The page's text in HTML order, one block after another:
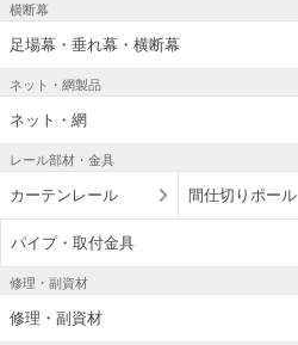
横断幕
足場幕・垂れ幕・横断幕
ネット・網製品
ネット・網
レール部材・金具
カーテンレール 間仕切りポール
パイプ・取付金具
修理・副資材
修理・副資材